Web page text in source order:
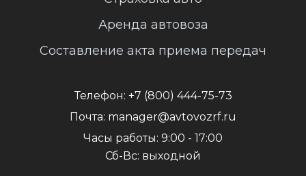
Аренда автовоза
Составление акта приема передач
Телефон: +7 (800) 444-75-73
Почта: manager@avtovozrf.ru
Часы работы: 9:00 - 17:00
Сб-Вс: выходной